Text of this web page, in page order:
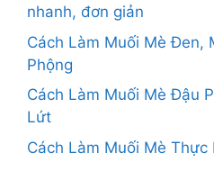
nhanh, đơn giản
Cách Làm Muối Mè Đen,
Phộng
Cách Làm Muối Mè Đậu
Lứt
Cách Làm Muối Mè Thực